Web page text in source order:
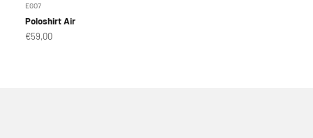
EGO7
Poloshirt Air
Angebot
€59,00